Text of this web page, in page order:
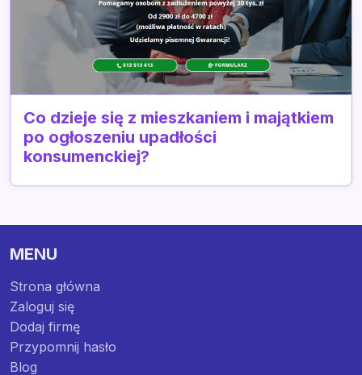
Co dzieje się z mieszkaniem i majątkiem
po ogłoszeniu upadłości
konsumenckiej?
MENU
Strona główna
Zaloguj się
Dodaj firmę
Przypomnij hasło
Blog